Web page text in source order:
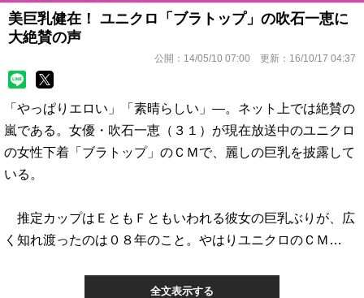
美巨乳健在！ ユニクロ「ブラトップ」の吹石一恵に
大絶賛の声
公開： 14/05/10 07:00 更新： 16/10/17 04:37
「やっぱりエロい」「素晴らしい」―。ネット上では絶賛の
嵐である。女優・吹石一恵（３１）が現在放送中のユニクロ
の女性下着「ブラトップ」のＣＭで、麗しの巨乳を披露して
いる。
推定カップはＥともＦともいわれる彼女の巨乳ぶりが、広
く知れ渡ったのは０８年のこと。やはりユニクロのＣＭ…
全文表示する